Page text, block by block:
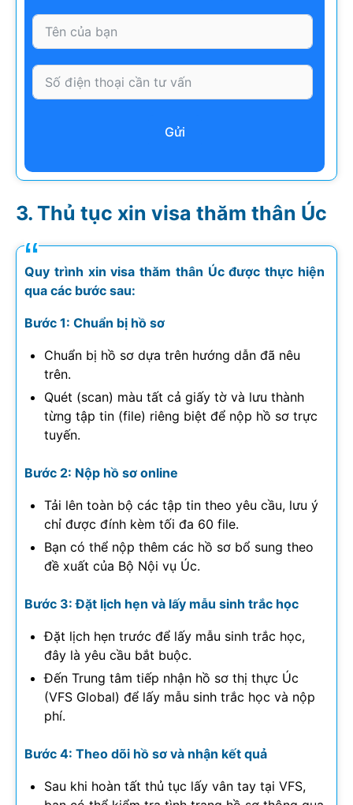
Gửi
Thủ tục xin visa thăm thân Úc
Quy trình xin visa thăm thân Úc được thực hiện
qua các bước sau:
Bước 1: Chuẩn bị hồ sơ
Chuẩn bị hồ sơ dựa trên hướng dẫn đã nêu
trên.
Quét (scan) màu tất cả giấy tờ và lưu thành
từng tập tin (file) riêng biệt để nộp hồ sơ trực
tuyến.
Bước 2: Nộp hồ sơ online
Tải lên toàn bộ các tập tin theo yêu cầu, lưu ý
chỉ được đính kèm tối đa 60 file.
Bạn có thể nộp thêm các hồ sơ bổ sung theo
đề xuất của Bộ Nội vụ Úc.
Bước 3: Đặt lịch hẹn và lấy mẫu sinh trắc học
Đặt lịch hẹn trước để lấy mẫu sinh trắc học,
đây là yêu cầu bắt buộc.
Đến Trung tâm tiếp nhận hồ sơ thị thực Úc
(VFS Global) để lấy mẫu sinh trắc học và nộp
phí.
Bước 4: Theo dõi hồ sơ và nhận kết quả
Sau khi hoàn tất thủ tục lấy vân tay tại VFS,